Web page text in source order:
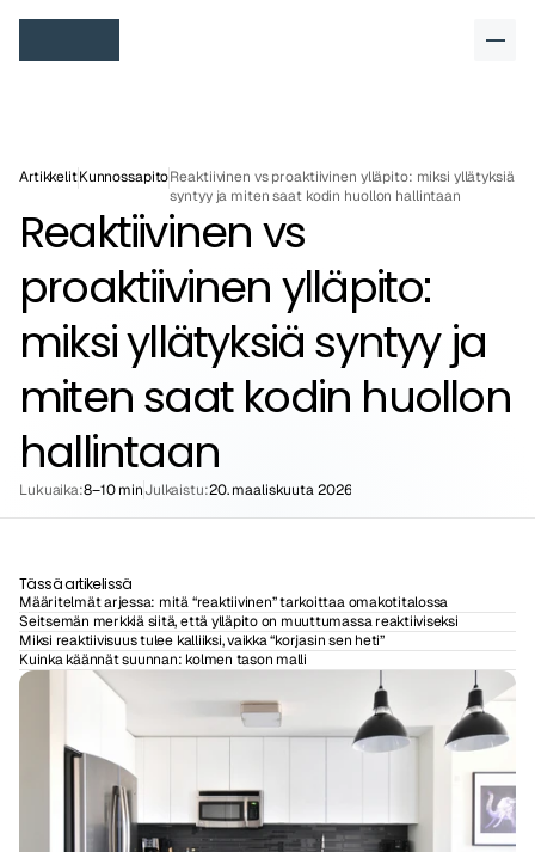
ArtikkelitKunnossapitoReaktiivinen vs proaktiivinen ylläpito: miksi yllätyksiä
syntyy ja miten saat kodin huollon hallintaan
Reaktiivinen vs
proaktiivinen ylläpito:
miksi yllätyksiä syntyy ja
miten saat kodin huollon
hallintaan
Lukuaika:8–10 minJulkaistu:20. maaliskuuta 2026
Tässä artikelissä
Määritelmät arjessa: mitä “reaktiivinen” tarkoittaa omakotitalossa
Seitsemän merkkiä siitä, että ylläpito on muuttumassa reaktiiviseksi
Miksi reaktiivisuus tulee kalliiksi, vaikka “korjasin sen heti”
Kuinka käännät suunnan: kolmen tason malli